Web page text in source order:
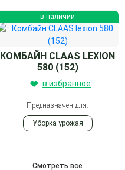
в наличии
КОМБАЙН CLAAS LEXION
580 (152)
в избранное
Предназначен для:
Уборка урожая
Смотреть все